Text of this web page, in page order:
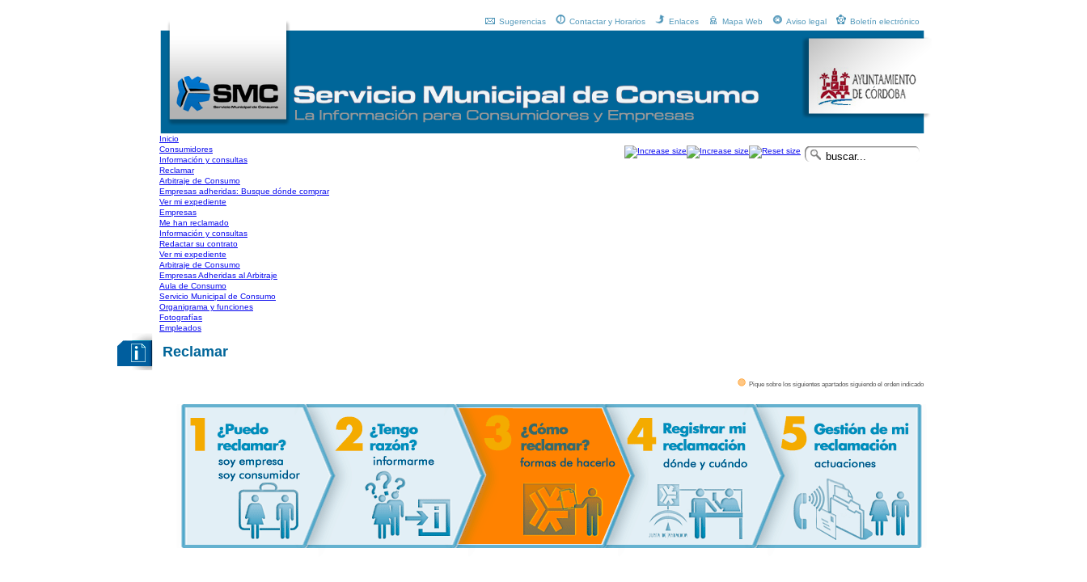
Boletín electrónico
Aviso legal
Mapa Web
Enlaces
Contactar y Horarios
Sugerencias
Inicio
Consumidores
Información y consultas
Reclamar
Arbitraje de Consumo
Empresas adheridas: Busque dónde comprar
Ver mi expediente
Empresas
Me han reclamado
Información y consultas
Redactar su contrato
Ver mi expediente
Arbitraje de Consumo
Empresas Adheridas al Arbitraje
Aula de Consumo
Servicio Municipal de Consumo
Organigrama y funciones
Fotografías
Empleados
Reclamar
Pique sobre los siguientes apartados siguiendo el orden indicado